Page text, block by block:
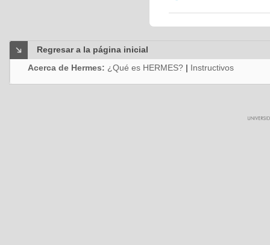
Regresar a la página inicial
Acerca de Hermes: ¿Qué es HERMES? | Instructivos